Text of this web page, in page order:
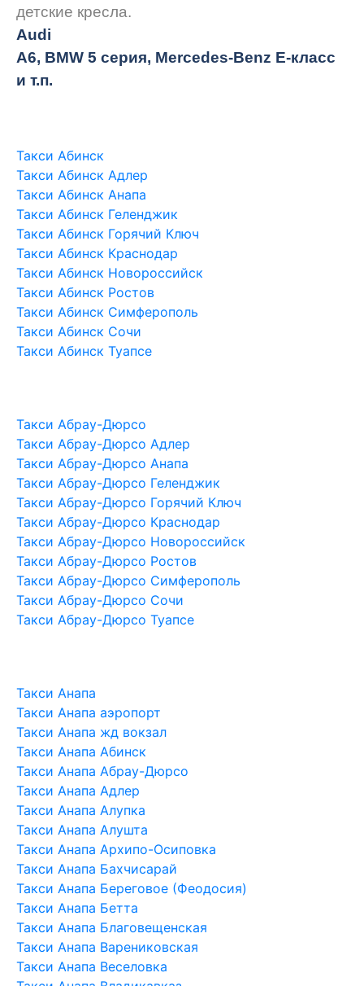
детские кресла.
Audi
A6, BMW 5 серия, Mercedes-Benz E-класс
и т.п.
Такси Абинск
Такси Абинск Адлер
Такси Абинск Анапа
Такси Абинск Геленджик
Такси Абинск Горячий Ключ
Такси Абинск Краснодар
Такси Абинск Новороссийск
Такси Абинск Ростов
Такси Абинск Симферополь
Такси Абинск Сочи
Такси Абинск Туапсе
Такси Абрау-Дюрсо
Такси Абрау-Дюрсо Адлер
Такси Абрау-Дюрсо Анапа
Такси Абрау-Дюрсо Геленджик
Такси Абрау-Дюрсо Горячий Ключ
Такси Абрау-Дюрсо Краснодар
Такси Абрау-Дюрсо Новороссийск
Такси Абрау-Дюрсо Ростов
Такси Абрау-Дюрсо Симферополь
Такси Абрау-Дюрсо Сочи
Такси Абрау-Дюрсо Туапсе
Такси Анапа
Такси Анапа аэропорт
Такси Анапа жд вокзал
Такси Анапа Абинск
Такси Анапа Абрау-Дюрсо
Такси Анапа Адлер
Такси Анапа Алупка
Такси Анапа Алушта
Такси Анапа Архипо-Осиповка
Такси Анапа Бахчисарай
Такси Анапа Береговое (Феодосия)
Такси Анапа Бетта
Такси Анапа Благовещенская
Такси Анапа Варениковская
Такси Анапа Веселовка